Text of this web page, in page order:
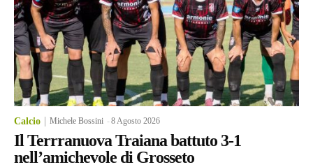
Calcio Michele Bossini -8 Agosto 2026
Il Terrranuova Traiana battuto 3-1
nell’amichevole di Grosseto